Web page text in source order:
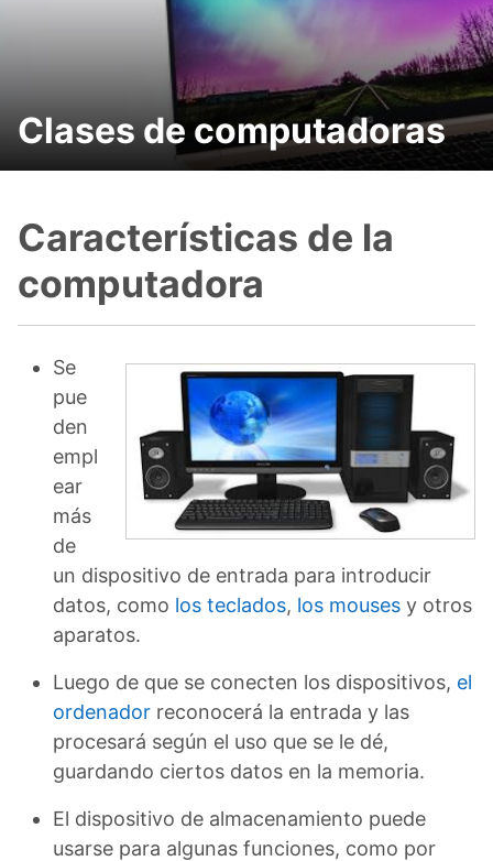
Clases de computadoras
Características de la
computadora
Se
pue
den
empl
ear
más
de
un dispositivo de entrada para introducir
datos, como los teclados, los mouses y otros
aparatos.
Luego de que se conecten los dispositivos, el
ordenador reconocerá la entrada y las
procesará según el uso que se le dé,
guardando ciertos datos en la memoria.
El dispositivo de almacenamiento puede
usarse para algunas funciones, como por